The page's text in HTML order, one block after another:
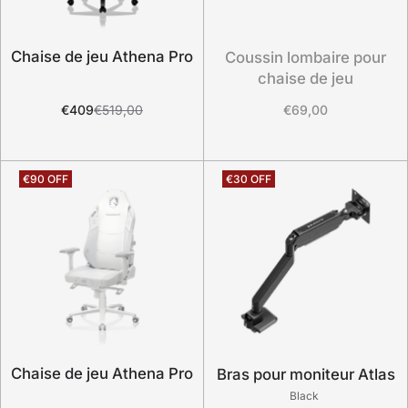
Chaise de jeu Athena Pro
€409€519,00
Coussin lombaire pour
chaise de jeu
€69,00
Chaise de jeu Athena Pro Bras pour moniteur Atlas
Black